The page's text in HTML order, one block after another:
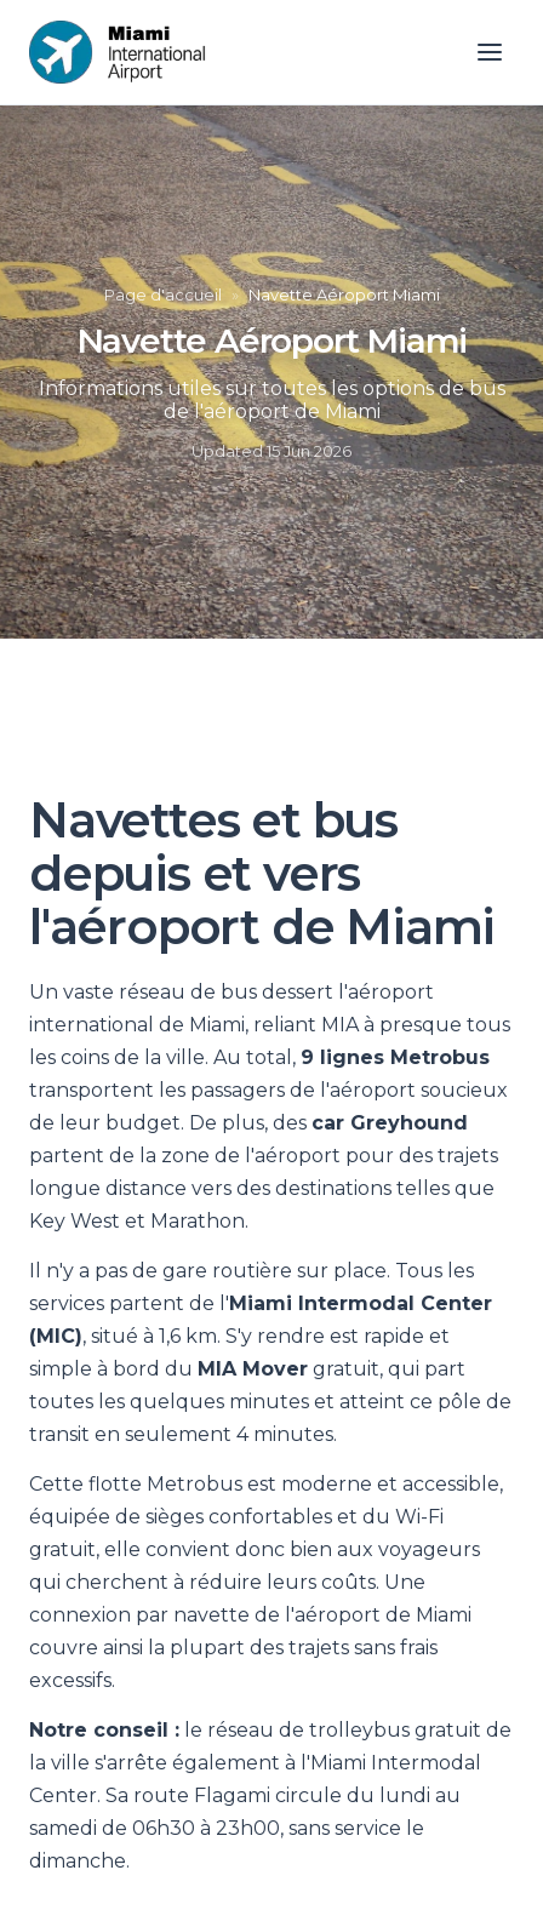
Page d'accueil » Navette Aéroport Miami
Navette Aéroport Miami
Informations utiles sur toutes les options de bus
de l'aéroport de Miami
Updated15 Jun 2026
Navettes et bus
depuis et vers
l'aéroport de Miami
Un vaste réseau de bus dessert l'aéroport
international de Miami, reliant MIA à presque tous
les coins de la ville. Au total, 9 lignes Metrobus
transportent les passagers de l'aéroport soucieux
de leur budget. De plus, des car Greyhound
partent de la zone de l'aéroport pour des trajets
longue distance vers des destinations telles que
Key West et Marathon.
Il n'y a pas de gare routière sur place. Tous les
services partent de l'Miami Intermodal Center
(MIC), situé à 1,6 km. S'y rendre est rapide et
simple à bord du MIA Mover gratuit, qui part
toutes les quelques minutes et atteint ce pôle de
transit en seulement 4 minutes.
Cette flotte Metrobus est moderne et accessible,
équipée de sièges confortables et du Wi-Fi
gratuit, elle convient donc bien aux voyageurs
qui cherchent à réduire leurs coûts. Une
connexion par navette de l'aéroport de Miami
couvre ainsi la plupart des trajets sans frais
excessifs.
Notre conseil : le réseau de trolleybus gratuit de
la ville s'arrête également à l'Miami Intermodal
Center. Sa route Flagami circule du lundi au
samedi de 06h30 à 23h00, sans service le
dimanche.